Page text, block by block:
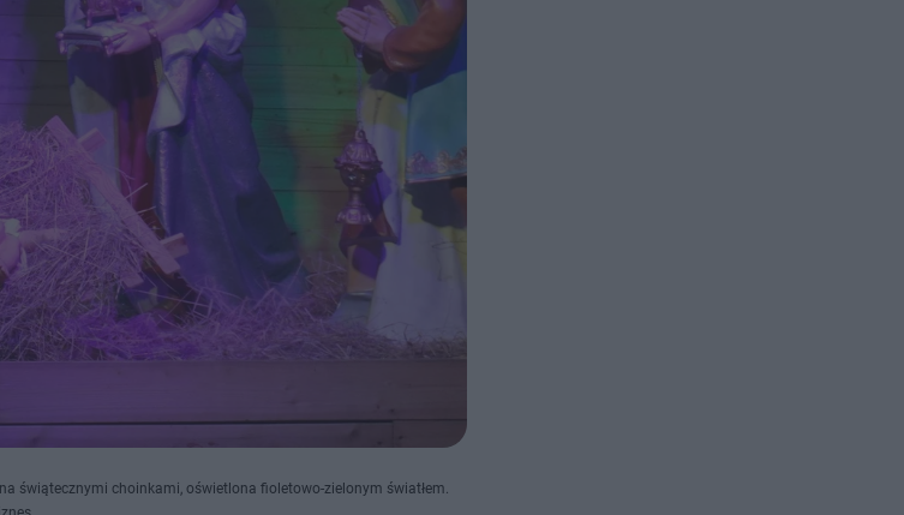
świątecznymi choinkami, oświetlona fioletowo-zielonym światłem.